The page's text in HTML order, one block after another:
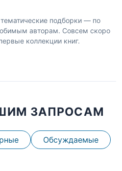
подборки — по
авторам. Совсем скоро
коллекции книг.
ЗАПРОСАМ
Обсуждаемые